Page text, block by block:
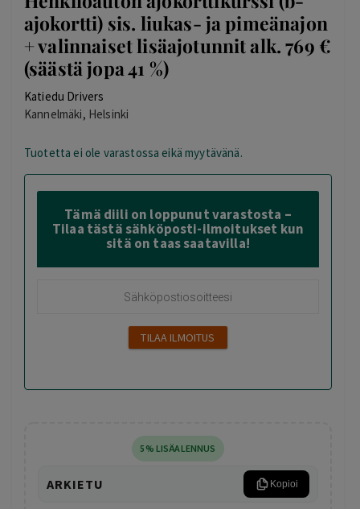
ajokortti) sis. liukas- ja pimeänajon
+ valinnaiset lisäajotunnit alk. 769 €
(säästä jopa 41 %)
Katiedu Drivers
Kannelmäki, Helsinki
Tuotetta ei ole varastossa eikä myytävänä.
Tämä diili on loppunut varastosta –
Tilaa tästä sähköposti-ilmoitukset kun
sitä on taas saatavilla!
5% LISÄALENNUS
ARKIETU Kopioi